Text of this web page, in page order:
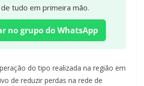
tudo em primeira mão.
no grupo do WhatsApp
do tipo realizada na região em
de reduzir perdas na rede de